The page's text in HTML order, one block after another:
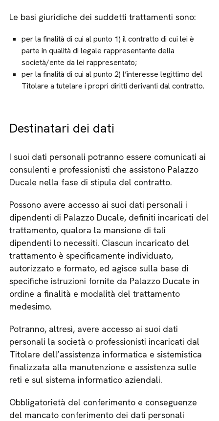
Le basi giuridiche dei suddetti trattamenti sono:
per la finalità di cui al punto 1) il contratto di cui lei è
parte in qualità di legale rappresentante della
società/ente da lei rappresentato;
per la finalità di cui al punto 2) l’interesse legittimo del
Titolare a tutelare i propri diritti derivanti dal contratto.
Destinatari dei dati
I suoi dati personali potranno essere comunicati ai
consulenti e professionisti che assistono Palazzo
Ducale nella fase di stipula del contratto.
Possono avere accesso ai suoi dati personali i
dipendenti di Palazzo Ducale, definiti incaricati del
trattamento, qualora la mansione di tali
dipendenti lo necessiti. Ciascun incaricato del
trattamento è specificamente individuato,
autorizzato e formato, ed agisce sulla base di
specifiche istruzioni fornite da Palazzo Ducale in
ordine a finalità e modalità del trattamento
medesimo.
Potranno, altresì, avere accesso ai suoi dati
personali la società o professionisti incaricati dal
Titolare dell’assistenza informatica e sistemistica
finalizzata alla manutenzione e assistenza sulle
reti e sul sistema informatico aziendali.
Obbligatorietà del conferimento e conseguenze
del mancato conferimento dei dati personali